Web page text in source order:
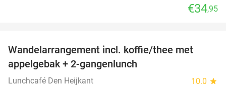
€34,95
Wandelarrangement incl. koffie/thee met
appelgebak + 2-gangenlunch
Lunchcafé Den Heijkant 10.0 star